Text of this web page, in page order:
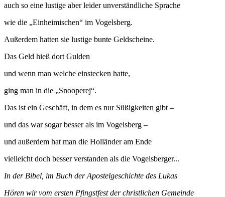
auch so eine lustige aber leider unverständliche Sprache
wie die „Einheimischen“ im Vogelsberg.
Außerdem hatten sie lustige bunte Geldscheine.
Das Geld hieß dort Gulden
und wenn man welche einstecken hatte,
ging man in die „Snooperej“.
Das ist ein Geschäft, in dem es nur Süßigkeiten gibt –
und das war sogar besser als im Vogelsberg –
und außerdem hat man die Holländer am Ende
vielleicht doch besser verstanden als die Vogelsberger...
In der Bibel, im Buch der Apostelgeschichte des Lukas
Hören wir vom ersten Pfingstfest der christlichen Gemeinde